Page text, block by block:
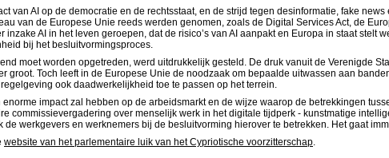
van AI op de democratie en de rechtsstaat, en de strijd tegen desinformatie, fake
van de Europese Unie reeds werden genomen, zoals de Digital Services Act, de
inzake AI in het leven geroepen, dat de risico’s van AI aanpakt en Europa in staat
bij het besluitvormingsproces.
moet worden opgetreden, werd uitdrukkelijk gesteld. De druk vanuit de Verenigde
groot. Toch leeft in de Europese Unie de noodzaak om bepaalde uitwassen aan
ook daadwerkelijkheid toe te passen op het terrein.
enorme impact zal hebben op de arbeidsmarkt en de wijze waarop de betrekkingen
commissievergadering over menselijk werk in het digitale tijdperk - kunstmatige
werkgevers en werknemers bij de besluitvorming hierover te betrekken. Het gaat
website van het parlementaire luik van het Cypriotische voorzitterschap.